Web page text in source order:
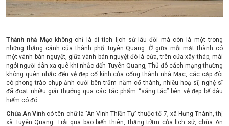
Thành nhà Mạckhông chỉ là di tích lịch sử lâu đời mà còn là một trong
những thắng cảnh của thành phố Tuyên Quang. Ở giữa mỗi mặt thành có
một vành bán nguyệt, giữa vành bán nguyệt đó là cửa, trên cửa xây tháp, mái
ngói.người dân xa quê khi nhắc đến Tuyên Quang, Thủ đô cách mạng thường
không quên nhắc đến vẻ đẹp cổ kính của cổng thành nhà Mạc, các cặp đôi
có phong trào chụp ảnh cưới bên trăm năm cổ thành, nhiều hoạ sĩ, nghệ sĩ
đã đoạt nhiều giải thưởng qua các tác phẩm “sáng tác” bên vẻ đẹp bể dâu
hiếm có đó.
Chùa An Vinh có tên chữ là "An Vinh Thiền Tự" thuộc tổ 7, xã Hưng Thành, thị
xã Tuyên Quang. Trải qua bao biến thiên, thăng trầm của lịch sử, chùa An